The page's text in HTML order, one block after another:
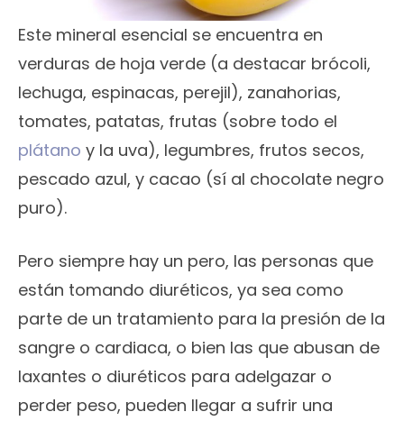
Este mineral esencial se encuentra en
verduras de hoja verde (a destacar brócoli,
lechuga, espinacas, perejil), zanahorias,
tomates, patatas, frutas (sobre todo el
plátano y la uva), legumbres, frutos secos,
pescado azul, y cacao (sí al chocolate negro
puro).
Pero siempre hay un pero, las personas que
están tomando diuréticos, ya sea como
parte de un tratamiento para la presión de la
sangre o cardiaca, o bien las que abusan de
laxantes o diuréticos para adelgazar o
perder peso, pueden llegar a sufrir una